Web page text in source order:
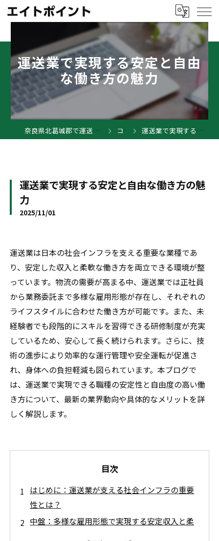
運送業で実現する安定と自由
な働き方の魅力
奈良県北葛城郡で運送業の求人ならエイトポイント コラム 運送業で実現する安定と自由な働き方の魅力
運送業で実現する安定と自由な働き方の魅
力
2025/11/01
運送業は日本の社会インフラを支える重要な業種であ
り、安定した収入と柔軟な働き方を両立できる環境が整
っています。物流の需要が高まる中、運送業では正社員
から業務委託まで多様な雇用形態が存在し、それぞれの
ライフスタイルに合わせた働き方が可能です。また、未
経験者でも段階的にスキルを習得できる研修制度が充実
しているため、安心して長く続けられます。さらに、技
術の進歩により効率的な運行管理や安全運転が促進さ
れ、身体への負担軽減も図られています。本ブログで
は、運送業で実現できる職種の安定性と自由度の高い働
き方について、最新の業界動向や具体的なメリットを詳
しく解説します。
目次
はじめに：運送業が支える社会インフラの重要
性とは？
中盤：多様な雇用形態で実現する安定収入と柔